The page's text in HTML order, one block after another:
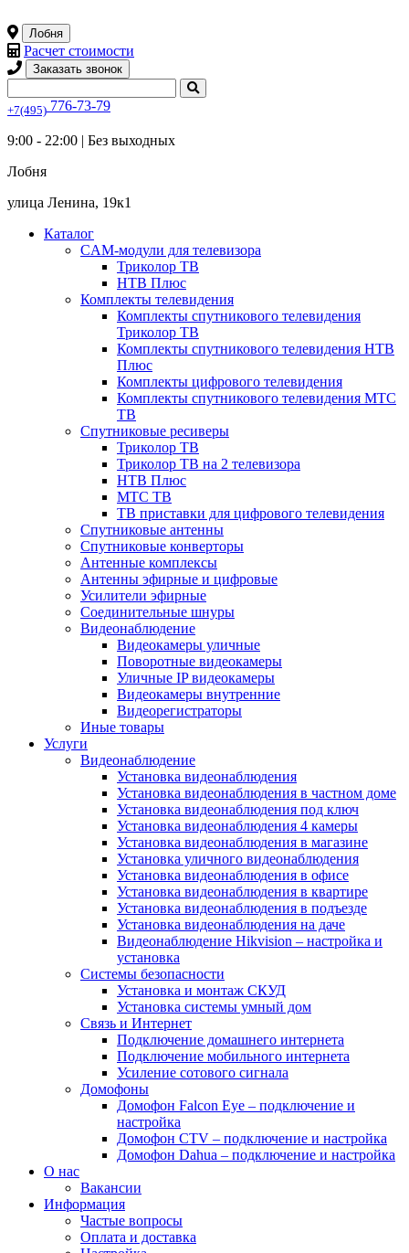
Лобня
Расчет стоимости
Заказать звонок
+7(495) 776-73-79
9:00 - 22:00 | Без выходных
Лобня
улица Ленина, 19к1
Каталог
CAM-модули для телевизора
Триколор ТВ
НТВ Плюс
Комплекты телевидения
Комплекты спутникового телевидения
Триколор ТВ
Комплекты спутникового телевидения НТВ
Плюс
Комплекты цифрового телевидения
Комплекты спутникового телевидения МТС
ТВ
Спутниковые ресиверы
Триколор ТВ
Триколор ТВ на 2 телевизора
НТВ Плюс
МТС ТВ
ТВ приставки для цифрового телевидения
Спутниковые антенны
Спутниковые конверторы
Антенные комплексы
Антенны эфирные и цифровые
Усилители эфирные
Соединительные шнуры
Видеонаблюдение
Видеокамеры уличные
Поворотные видеокамеры
Уличные IP видеокамеры
Видеокамеры внутренние
Видеорегистраторы
Иные товары
Услуги
Видеонаблюдение
Установка видеонаблюдения
Установка видеонаблюдения в частном доме
Установка видеонаблюдения под ключ
Установка видеонаблюдения 4 камеры
Установка видеонаблюдения в магазине
Установка уличного видеонаблюдения
Установка видеонаблюдения в офисе
Установка видеонаблюдения в квартире
Установка видеонаблюдения в подъезде
Установка видеонаблюдения на даче
Видеонаблюдение Hikvision – настройка и
установка
Системы безопасности
Установка и монтаж СКУД
Установка системы умный дом
Связь и Интернет
Подключение домашнего интернета
Подключение мобильного интернета
Усиление сотового сигнала
Домофоны
Домофон Falcon Eye – подключение и
настройка
Домофон CTV – подключение и настройка
Домофон Dahua – подключение и настройка
О нас
Вакансии
Информация
Частые вопросы
Оплата и доставка